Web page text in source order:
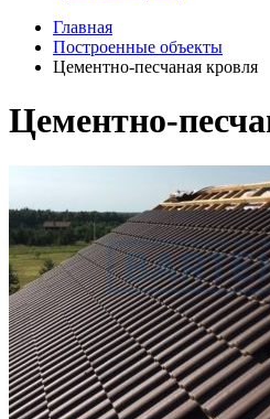
Главная
Построенные объекты
Цементно-песчаная кровля
Цементно-